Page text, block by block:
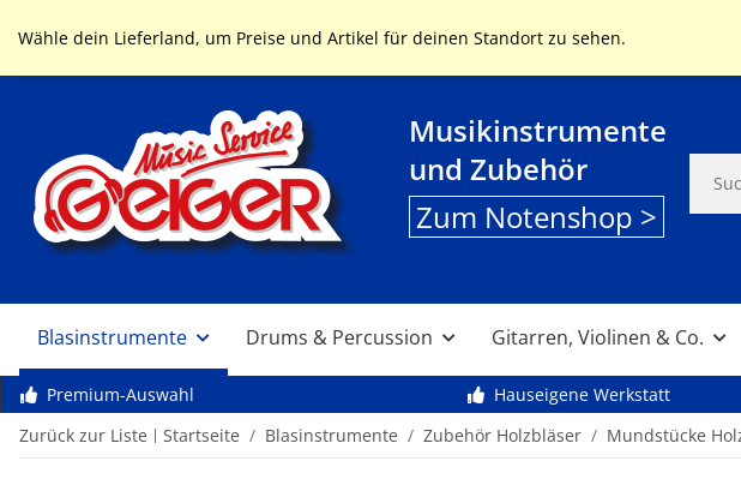
Wähle dein Lieferland, um Preise und Artikel für deinen Standort zu sehen.
Service & Hilfe
Musikinstrumente
und Zubehör
Zum Notenshop >
Blasinstrumente Drums & Percussion Gitarren, Violinen & Co.
Premium-Auswahl Hauseigene Werkstatt
Zurück zur Liste
Startseite Blasinstrumente Zubehör Holzbläser Mundstücke